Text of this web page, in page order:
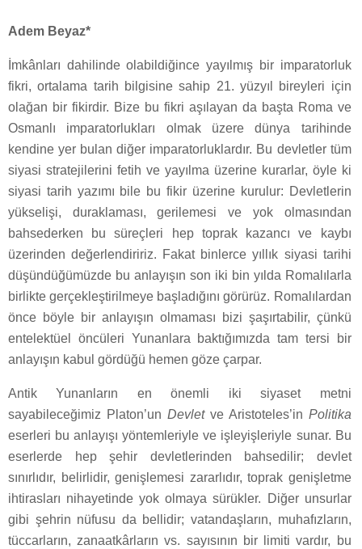
Adem Beyaz*
İmkânları dahilinde olabildiğince yayılmış bir imparatorluk
fikri, ortalama tarih bilgisine sahip 21. yüzyıl bireyleri için
olağan bir fikirdir. Bize bu fikri aşılayan da başta Roma ve
Osmanlı imparatorlukları olmak üzere dünya tarihinde
kendine yer bulan diğer imparatorluklardır. Bu devletler tüm
siyasi stratejilerini fetih ve yayılma üzerine kurarlar, öyle ki
siyasi tarih yazımı bile bu fikir üzerine kurulur: Devletlerin
yükselişi, duraklaması, gerilemesi ve yok olmasından
bahsederken bu süreçleri hep toprak kazancı ve kaybı
üzerinden değerlendiririz. Fakat binlerce yıllık siyasi tarihi
düşündüğümüzde bu anlayışın son iki bin yılda Romalılarla
birlikte gerçekleştirilmeye başladığını görürüz. Romalılardan
önce böyle bir anlayışın olmaması bizi şaşırtabilir, çünkü
entelektüel öncüleri Yunanlara baktığımızda tam tersi bir
anlayışın kabul gördüğü hemen göze çarpar.
Antik Yunanların en önemli iki siyaset metni
sayabileceğimiz Platon’un Devletve Aristoteles’in Politika
eserleri bu anlayışı yöntemleriyle ve işleyişleriyle sunar. Bu
eserlerde hep şehir devletlerinden bahsedilir; devlet
sınırlıdır, belirlidir, genişlemesi zararlıdır, toprak genişletme
ihtirasları nihayetinde yok olmaya sürükler. Diğer unsurlar
gibi şehrin nüfusu da bellidir; vatandaşların, muhafızların,
tüccarların, zanaatkârların vs. sayısının bir limiti vardır, bu